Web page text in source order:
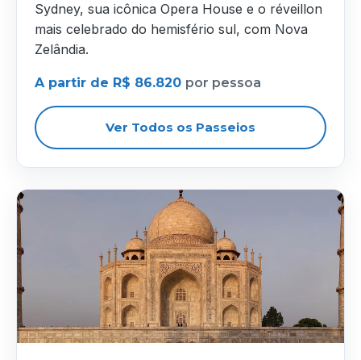
Sydney, sua icônica Opera House e o réveillon
mais celebrado do hemisfério sul, com Nova
Zelândia.
A partir de R$ 86.820 por pessoa
Ver Todos os Passeios